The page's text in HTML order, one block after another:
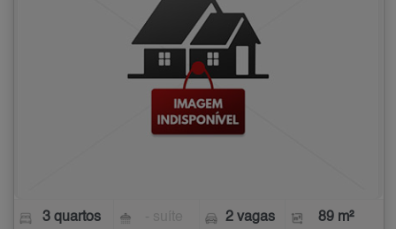
3 quartos 2 vagas 89 m²